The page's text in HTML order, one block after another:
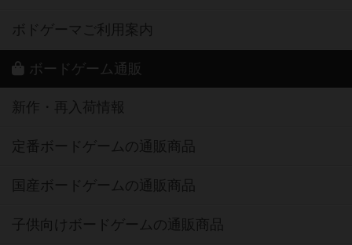
ボドゲーマご利用案内
ボードゲーム通販
新作・再入荷情報
定番ボードゲームの通販商品
国産ボードゲームの通販商品
子供向けボードゲームの通販商品